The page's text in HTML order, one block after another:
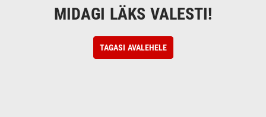
MIDAGI LÄKS VALESTI!
TAGASI AVALEHELE